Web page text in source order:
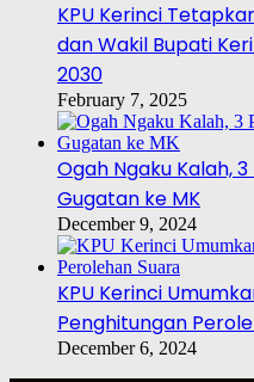
KPU Kerinci
dan Wakil Bupati
2030
February 7, 2025
Ogah Ngaku Kalah,
Gugatan ke MK
December 9, 2024
KPU Kerinci
Penghitungan
December 6, 2024